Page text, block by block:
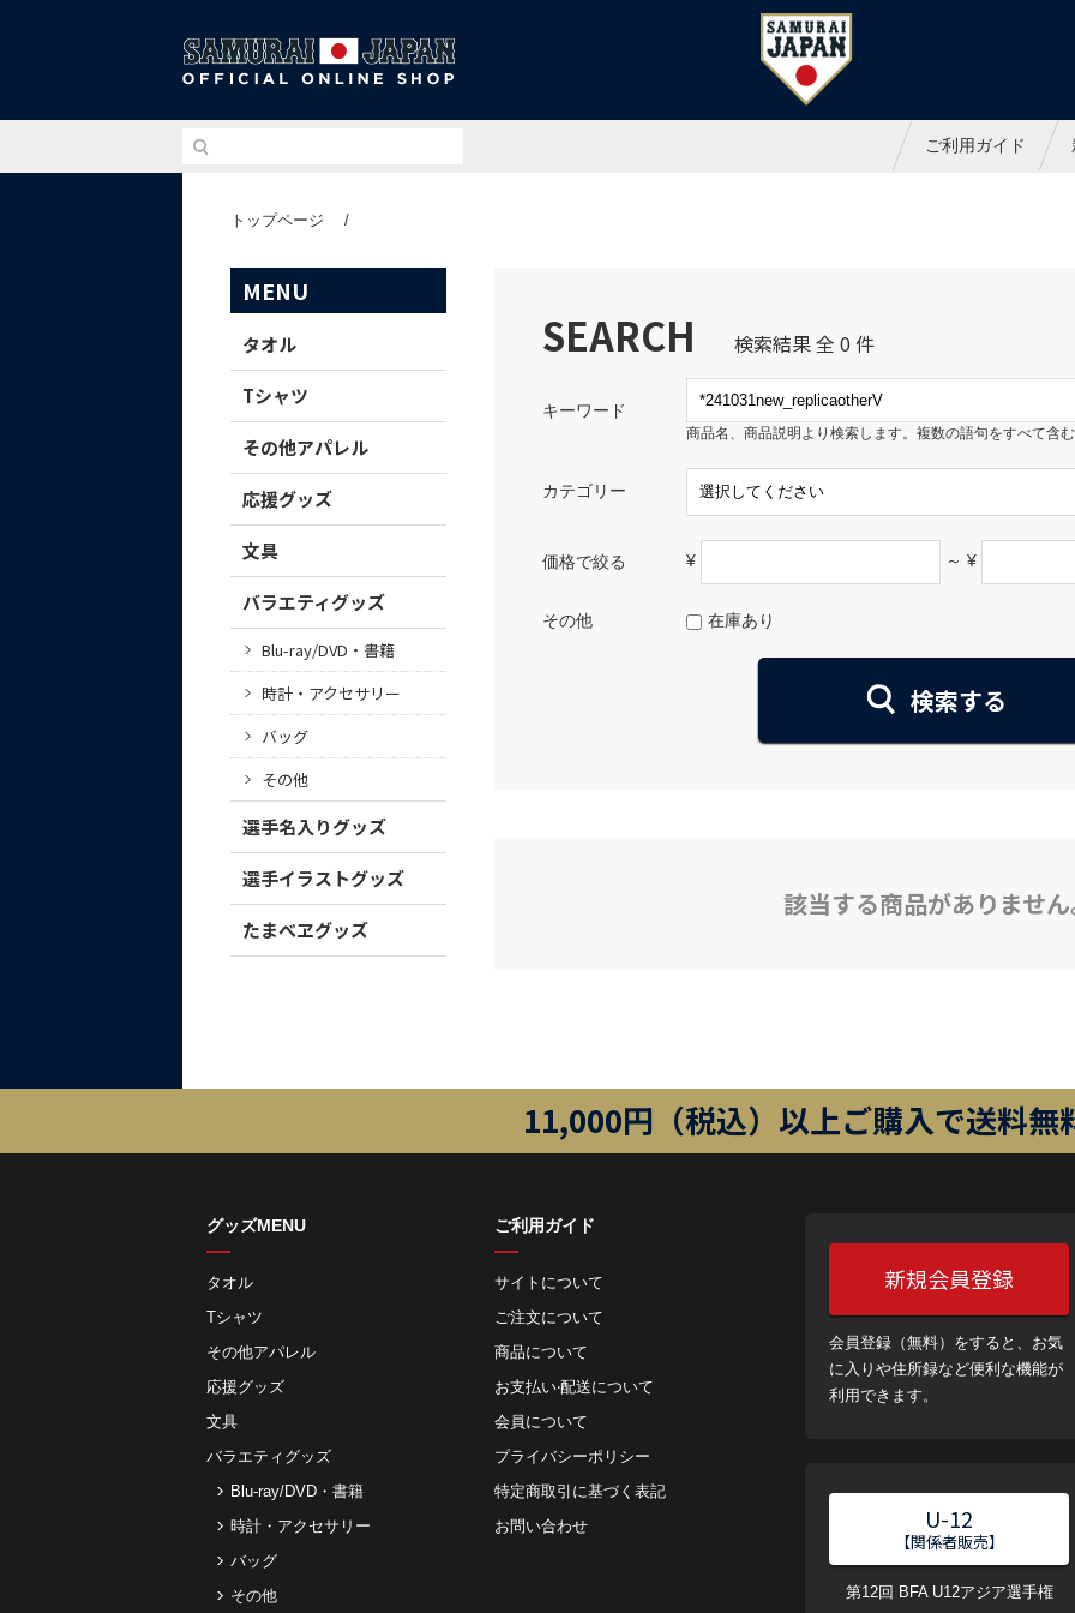
侍ジャパンオフィシャルオンラインシ
ご利用ガイド
トップページ /
MENU
タオル
Tシャツ
その他アパレル
応援グッズ
文具
バラエティグッズ
Blu-ray/DVD・書籍
時計・アクセサリー
バッグ
その他
選手名入りグッズ
選手イラストグッズ
たまべヱグッズ
SEARCH 検索結果 全 0 件
キーワード
商品名、商品説明より検索します。複数の語句をすべて含
カテゴリー
価格で絞る ¥ ～ ¥
その他 在庫あり
該当する商品がありませ
11,000円（税込）以上ご購入で送料無
グッズMENU
タオル
Tシャツ
その他アパレル
応援グッズ
文具
バラエティグッズ
Blu-ray/DVD・書籍
時計・アクセサリー
バッグ
その他
ご利用ガイド
サイトについて
ご注⽂について
商品について
お⽀払い‧配送について
会員について
プライバシーポリシー
特定商取引に基づく表記
お問い合わせ
新規会員登録
会員登録（無料）をすると、お気
に入りや住所録など便利な機能が
利用できます。
U-12
【関係者販売】
第12回 BFA U12アジア選手権